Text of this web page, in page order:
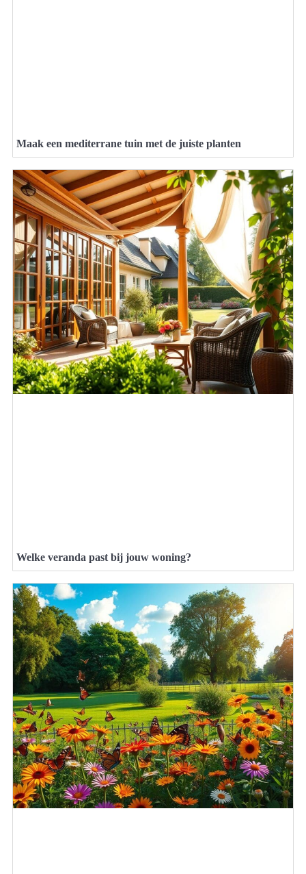
Maak een mediterrane tuin met de juiste planten
Welke veranda past bij jouw woning?